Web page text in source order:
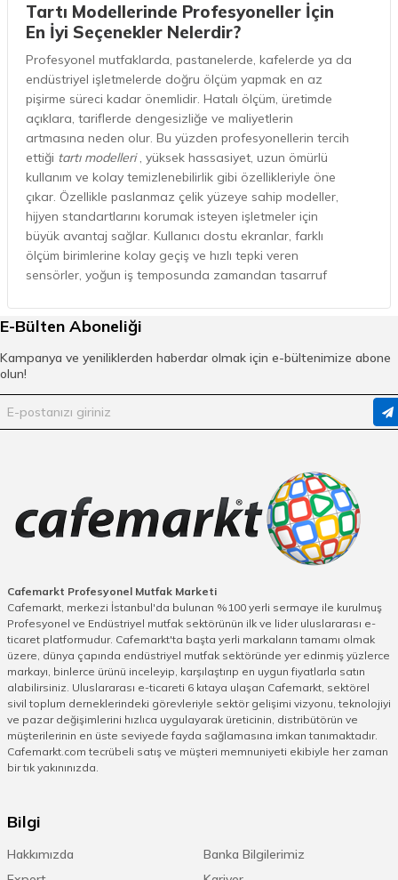
Tartı Modellerinde Profesyoneller İçin
En İyi Seçenekler Nelerdir?
Profesyonel mutfaklarda, pastanelerde, kafelerde ya da
endüstriyel işletmelerde doğru ölçüm yapmak en az
pişirme süreci kadar önemlidir. Hatalı ölçüm, üretimde
açıklara, tariflerde dengesizliğe ve maliyetlerin
artmasına neden olur. Bu yüzden profesyonellerin tercih
ettiği tartı modelleri, yüksek hassasiyet, uzun ömürlü
kullanım ve kolay temizlenebilirlik gibi özellikleriyle öne
çıkar. Özellikle paslanmaz çelik yüzeye sahip modeller,
hijyen standartlarını korumak isteyen işletmeler için
büyük avantaj sağlar. Kullanıcı dostu ekranlar, farklı
ölçüm birimlerine kolay geçiş ve hızlı tepki veren
sensörler, yoğun iş temposunda zamandan tasarruf
Çeşitli marka ve modeller, kalibrasyon özelliği sayesinde
uzun süreli kullanımda dahi ölçüm doğruluğunu korur.
kablosuz bağlantı seçenekleri bulunur. Bu sayede
işletmeler, ölçüm kayıtlarını kolayca dijital ortamda
saklayabilir. Profesyonel mutfaklarda kullanılan bu tür
Endüstriyel Kullanıma Uygun Tartı Baskül
Çeşitleri Nelerdir?
Endüstriyel işletmelerde kullanılan tartı basküller, mutfak
tartılarından farklı olarak daha yüksek kapasiteleriyle
dikkat çeker. Büyük koli, palet ya da konteyner gibi ağır
yüklerin ölçümünde kullanılan bu basküller, sağlam
gövdeleri ve geniş platformları sayesinde uzun yıllar
güvenle kullanılabilir. Özellikle lojistik, depo ve gıda
üretim alanlarında tercih edilen endüstriyel basküller,
zamandan tasarruf ve iş güvenliği açısından da büyük
önem taşır. Platform basküller, ihtiyaca göre farklı
avantajlar sunar. Ağır yüklerin doğru şekilde tartılması,
işletmenin stok yönetiminden maliyet hesaplamalarına
kadar pek çok sürecini etkiler. Endüstriyel
cihazın uzun ömürlü olmasını sağlar. İşletmenizin
arttırırken üretim süreçlerinde güvenli bir temel oluşturur.
E-Bülten Aboneliği
Kampanya ve yeniliklerden haberdar olmak için e-bültenimize abone
olun!
Cafemarkt Profesyonel Mutfak Marketi
Cafemarkt, merkezi İstanbul'da bulunan %100 yerli sermaye ile kurulmuş
Profesyonel ve Endüstriyel mutfak sektörünün ilk ve lider uluslararası e-
ticaret platformudur. Cafemarkt'ta başta yerli markaların tamamı olmak
üzere, dünya çapında endüstriyel mutfak sektöründe yer edinmiş yüzlerce
markayı, binlerce ürünü inceleyip, karşılaştırıp en uygun fiyatlarla satın
alabilirsiniz. Uluslararası e-ticareti 6 kıtaya ulaşan Cafemarkt, sektörel
sivil toplum derneklerindeki görevleriyle sektör gelişimi vizyonu, teknolojiyi
ve pazar değişimlerini hızlıca uygulayarak üreticinin, distribütörün ve
müşterilerinin en üste seviyede fayda sağlamasına imkan tanımaktadır.
Cafemarkt.com tecrübeli satış ve müşteri memnuniyeti ekibiyle her zaman
bir tık yakınınızda.
Bilgi
Hakkımızda
Banka Bilgilerimiz